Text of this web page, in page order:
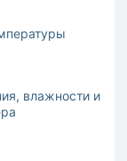
влажности и